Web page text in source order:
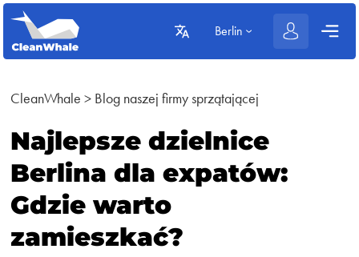
Berlin
CleanWhale > Blog naszej firmy sprzątającej
Najlepsze dzielnice
Berlina dla expatów:
Gdzie warto
zamieszkać?